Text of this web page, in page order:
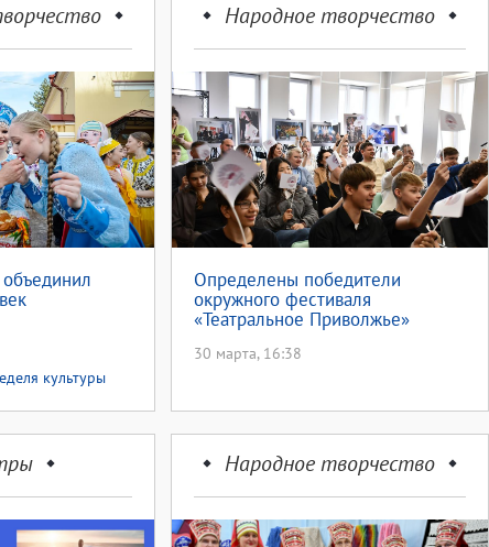
культуры
Народное творчество
Определены победители
окружного фестиваля
«Театральное Приволжье»
30 марта, 16:38
Народное творчество